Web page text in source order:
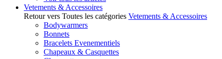
Vetements & Accessoires
Retour vers Toutes les catégories Vetements & Accessoires
Bodywarmers
Bonnets
Bracelets Evenementiels
Chapeaux & Casquettes